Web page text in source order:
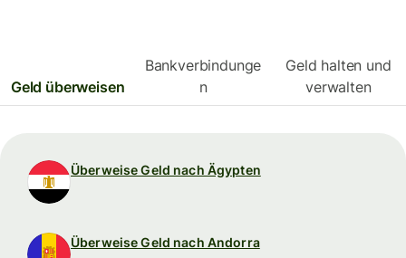
Geld überweisen
Bankverbindunge
n
Geld halten und
verwalten
Überweise Geld nach Ägypten
Überweise Geld nach Andorra